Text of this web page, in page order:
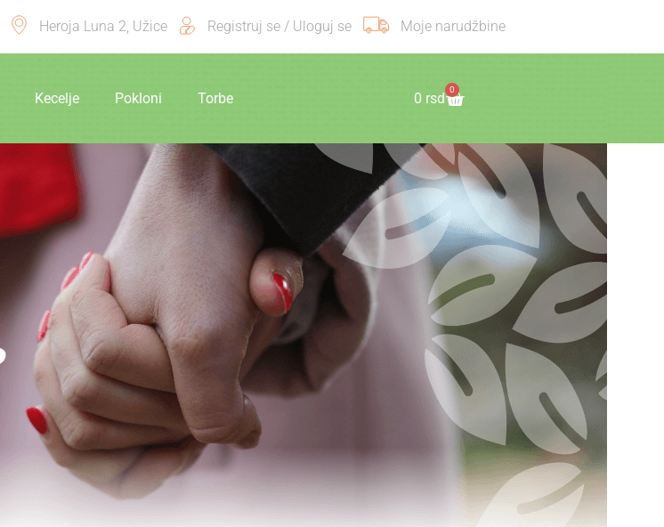
Heroja Luna 2, Užice Registruj se / Uloguj se Moje narudžbine
Kecelje Pokloni Torbe 0 rsd
0